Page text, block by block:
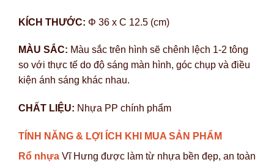
KÍCH THƯỚC: Φ 36 x C 12.5 (cm)
MÀU SẮC: Màu sắc trên hình sẽ chênh lệch 1-2 tông
so với thực tế do độ sáng màn hình, góc chụp và điều
kiện ánh sáng khác nhau.
CHẤT LIỆU: Nhựa PP chính phẩm
TÍNH NĂNG & LỢI ÍCH KHI MUA SẢN PHẨM
Rổ nhựa Vĩ Hưng được làm từ nhựa bền đẹp, an toàn